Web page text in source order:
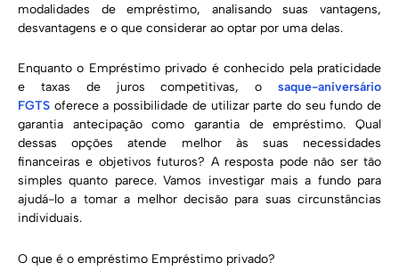
modalidades de empréstimo, analisando suas vantagens,
desvantagens e o que considerar ao optar por uma delas.
Enquanto o Empréstimo privado é conhecido pela praticidade
e taxas de juros competitivas, o saque-aniversário
FGTS oferece a possibilidade de utilizar parte do seu fundo de
garantia antecipação como garantia de empréstimo. Qual
dessas opções atende melhor às suas necessidades
financeiras e objetivos futuros? A resposta pode não ser tão
simples quanto parece. Vamos investigar mais a fundo para
ajudá-lo a tomar a melhor decisão para suas circunstâncias
individuais.
O que é o empréstimo Empréstimo privado?